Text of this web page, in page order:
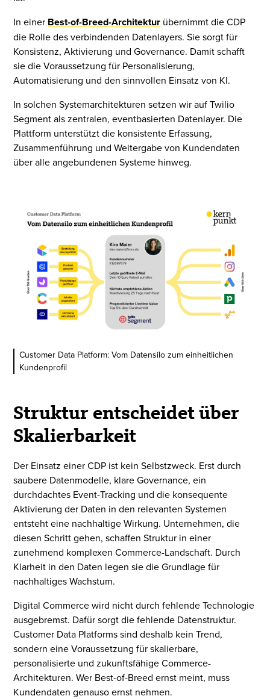
In einer Best-of-Breed-Architektur übernimmt die CDP
die Rolle des verbindenden Datenlayers. Sie sorgt für
Konsistenz, Aktivierung und Governance. Damit schafft
sie die Voraussetzung für Personalisierung,
Automatisierung und den sinnvollen Einsatz von KI.
In solchen Systemarchitekturen setzen wir auf Twilio
Segment als zentralen, eventbasierten Datenlayer. Die
Plattform unterstützt die konsistente Erfassung,
Zusammenführung und Weitergabe von Kundendaten
über alle angebundenen Systeme hinweg.
Customer Data Platform: Vom Datensilo zum einheitlichen
Kundenprofil
Struktur entscheidet über
Skalierbarkeit
Der Einsatz einer CDP ist kein Selbstzweck. Erst durch
saubere Datenmodelle, klare Governance, ein
durchdachtes Event-Tracking und die konsequente
Aktivierung der Daten in den relevanten Systemen
entsteht eine nachhaltige Wirkung. Unternehmen, die
diesen Schritt gehen, schaffen Struktur in einer
zunehmend komplexen Commerce-Landschaft. Durch
Klarheit in den Daten legen sie die Grundlage für
nachhaltiges Wachstum.
Digital Commerce wird nicht durch fehlende Technologie
ausgebremst. Dafür sorgt die fehlende Datenstruktur.
Customer Data Platforms sind deshalb kein Trend,
sondern eine Voraussetzung für skalierbare,
personalisierte und zukunftsfähige Commerce-
Architekturen. Wer Best-of-Breed ernst meint, muss
Kundendaten genauso ernst nehmen.